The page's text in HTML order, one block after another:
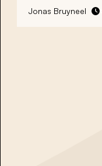
Jonas Bruyneel